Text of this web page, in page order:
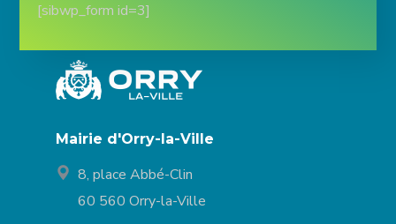
[sibwp_form id=3]
Mairie d'Orry-la-Ville
8, place Abbé-Clin
60 560 Orry-la-Ville